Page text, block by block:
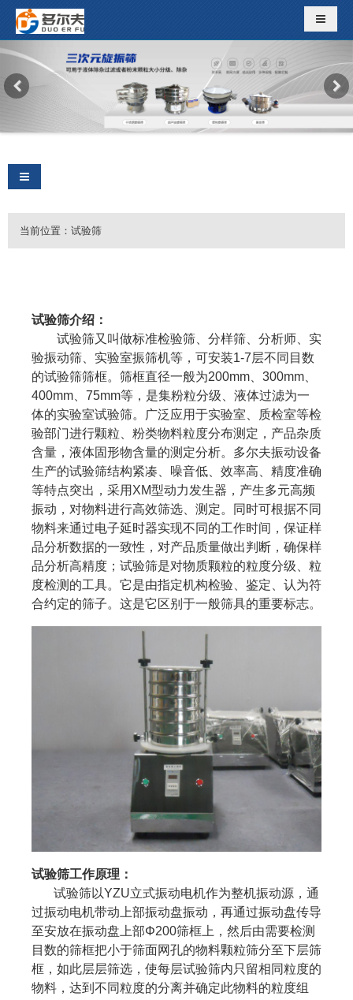
导航切
导航切换
当前位置： 试验筛
试验筛介绍：
试验筛又叫做标准检验筛、分样筛、分析师、实
验振动筛、实验室振筛机等，可安装1-7层不同目数
的试验筛筛框。筛框直径一般为200mm、300mm、
400mm、75mm等，是集粉粒分级、液体过滤为一
体的实验室试验筛。广泛应用于实验室、质检室等检
验部门进行颗粒、粉类物料粒度分布测定，产品杂质
含量，液体固形物含量的测定分析。多尔夫振动设备
生产的试验筛结构紧凑、噪音低、效率高、精度准确
等特点突出，采用XM型动力发生器，产生多元高频
振动，对物料进行高效筛选、测定。同时可根据不同
物料来通过电子延时器实现不同的工作时间，保证样
品分析数据的一致性，对产品质量做出判断，确保样
品分析高精度；试验筛是对物质颗粒的粒度分级、粒
度检测的工具。它是由指定机构检验、鉴定、认为符
合约定的筛子。这是它区别于一般筛具的重要标志。
试验筛工作原理：
试验筛以YZU立式振动电机作为整机振动源，通
过振动电机带动上部振动盘振动，再通过振动盘传导
至安放在振动盘上部Φ200筛框上，然后由需要检测
目数的筛框把小于筛面网孔的物料颗粒筛分至下层筛
框，如此层层筛选，使每层试验筛内只留相同粒度的
物料，达到不同粒度的分离并确定此物料的粒度组